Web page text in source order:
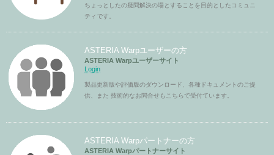
ちょっとしたの疑問解決の場とすることを目的としたコミュニ
ティです。
ASTERIA Warpユーザーの方
ASTERIA Warpユーザーサイト
Login
製品更新版や評価版のダウンロード、各種ドキュメントのご提
供、また 技術的なお問合せもこちらで受付ています。
ASTERIA Warpパートナーの方
ASTERIA Warpパートナーサイト